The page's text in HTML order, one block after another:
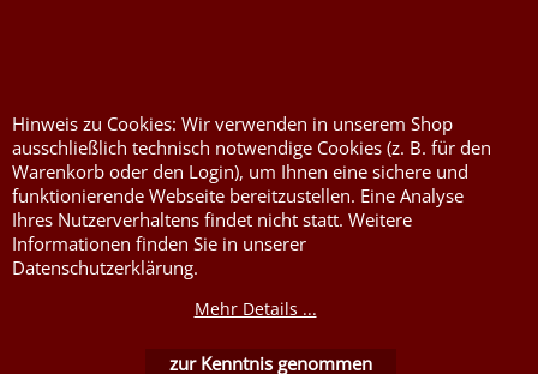
nach DIN4102B1
Flammenhemmende,
schwer entflammbare
Stoffe DIN4102B1
Nessel Baumwolle natur
Hinweis zu Cookies: Wir verwenden in unserem Shop
ausschließlich technisch notwendige Cookies (z. B. für den
Warenkorb oder den Login), um Ihnen eine sichere und
funktionierende Webseite bereitzustellen. Eine Analyse
Ihres Nutzerverhaltens findet nicht statt. Weitere
Informationen finden Sie in unserer
Datenschutzerklärung.
Mehr Details ...
zur Kenntnis genommen